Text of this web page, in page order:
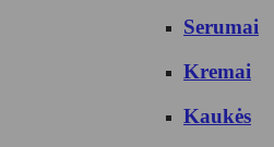
Serumai
Kremai
Kaukės